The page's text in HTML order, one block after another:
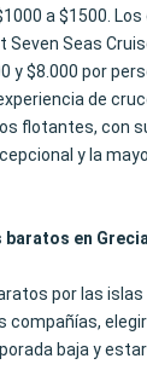
a $1500.
Seven Seas
y $8.000 por
de
flotantes, con
y la
en
por las islas
compañías,
baja y